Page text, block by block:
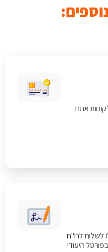
אתם
לשלוח לרו"ח
היעודי